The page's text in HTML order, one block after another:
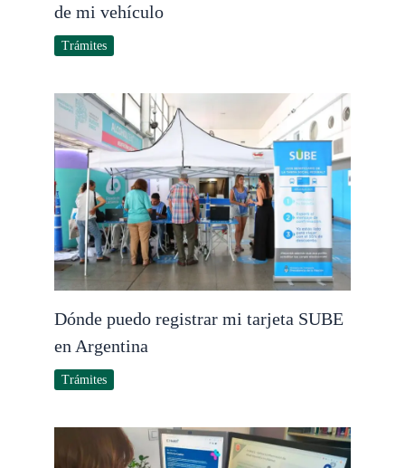
de mi vehículo
Trámites
Dónde puedo registrar mi tarjeta SUBE
en Argentina
Trámites